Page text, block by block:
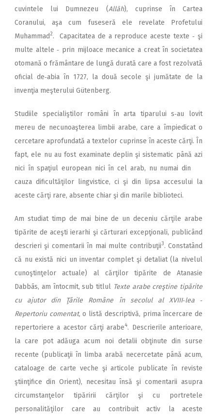
cuvintele lui Dumnezeu (Allāh), cuprinse în Cartea
Coranului, aşa cum fuseseră ele revelate Profetului
Muhammad 2.
Capacitatea de a reproduce aceste texte ‑ şi
multe altele ‑ prin mijloace mecanice a creat în societatea
otomană o frământare de lungă durată care a fost rezolvată
oficial de‑abia în 1727, la două secole şi jumătate de la
invenţia meşterului Güten­berg.
Studiile specialiştilor români în arta tiparului s‑au lovit
mereu de necunoaşterea limbii arabe, care a împiedicat o
cercetare aprofundată a textelor cuprinse în aceste cărţi. În
fapt, ele nu au fost examinate deplin şi sistematic până azi
nici în spaţiul european nici în cel arab, nu numai din
cauza dificultăţilor lingvistice, ci şi din lipsa accesului la
aceste cărţi rare, absente chiar şi din marile biblioteci.
Am studiat timp de mai bine de un deceniu cărţile arabe
tipărite de aceşti ierarhi şi cărturari excepţionali, publicând
descrieri şi comentarii în mai multe contribuţii3. Constatând
că nu există nici un inventar complet şi detaliat (la nivelul
cunoştinţelor actuale) al cărţilor tipărite de Atanasie
Dabbās, am întocmit, sub titlul Texte arabe creştine tipărite
cu ajutor din Ţările Române în secolul al XVIII‑lea ‑
Repertoriu comentat, o listă descriptivă, prima încercare de
repertoriere a acestor cărţi arabe4. Descrierile anterioare,
la care pot adăuga acum noi detalii obţinute din surse
recente (publicaţii în limba arabă necercetate până acum,
cataloage de carte veche şi articole publicate în reviste
ştiinţifice din Orient), necesitau însă şi comentarii asupra
circumstanţelor tipăririi cărţilor şi cu portretele
personalităţilor care au contribuit activ la aceste